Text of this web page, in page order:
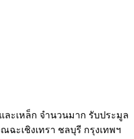
ละเหล็ก จำนวนมาก รับประมูล
ฉะเชิงเทรา ชลบุรี กรุงเทพฯ